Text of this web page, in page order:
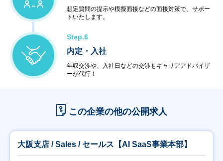
想定質問の提示や模擬面接などの面接対策で、サポー
トいたします。
Step.6
内定・入社
年収交渉や、入社日などの交渉もキャリアアドバイザ
ーが代行！
この企業の他の公開求人
大阪支店 / Sales / セールス【AI SaaS事業本部】